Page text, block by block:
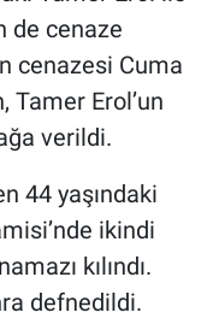
de cenaze
cenazesi Cuma
Tamer Erol’un
verildi.
44 yaşındaki
ikindi
kılındı.
defnedildi.